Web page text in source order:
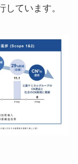
しています。